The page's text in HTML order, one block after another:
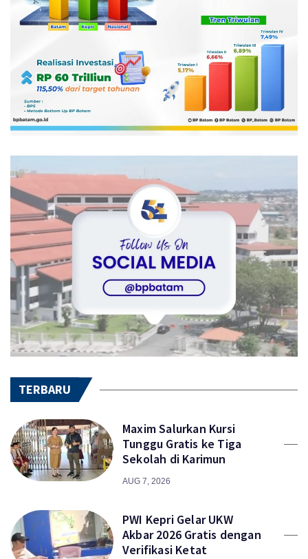
TERBARU
Maxim Salurkan Kursi
Tunggu Gratis ke Tiga
Sekolah di Karimun
AUG 7, 2026
PWI Kepri Gelar UKW
Akbar 2026 Gratis dengan
Verifikasi Ketat